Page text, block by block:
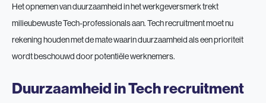
Het opnemen van duurzaamheid in het werkgeversmerk trekt
milieubewuste Tech-professionals aan. Tech recruitment moet nu
rekening houden met de mate waarin duurzaamheid als een prioriteit
wordt beschouwd door potentiële werknemers.
Duurzaamheid in Tech recruitment